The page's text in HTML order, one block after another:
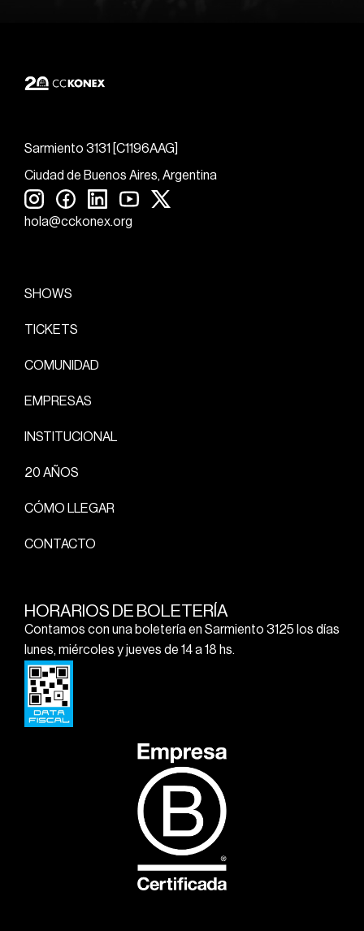
Sarmiento 3131 [C1196AAG]
Ciudad de Buenos Aires, Argentina
hola@cckonex.org
SHOWS
TICKETS
COMUNIDAD
EMPRESAS
INSTITUCIONAL
20 AÑOS
CÓMO LLEGAR
CONTACTO
HORARIOS DE BOLETERÍA
Contamos con una boletería en Sarmiento 3125 los días
lunes, miércoles y jueves de 14 a 18 hs.